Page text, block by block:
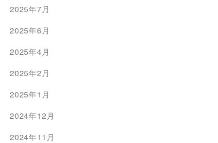
2025年7月
2025年6月
2025年4月
2025年2月
2025年1月
2024年12月
2024年11月